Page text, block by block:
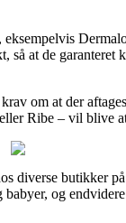
at de
om at der
Ribe – vil blive
diverse butikker
og